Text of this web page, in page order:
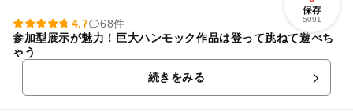
保存
5091
4.7
68件
参加型展示が魅力！巨大ハンモック作品は登って跳ねて遊べち
ゃう
続きをみる